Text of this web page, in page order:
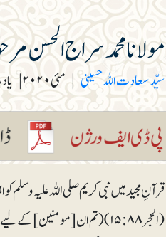
مولانا محمدسراج الحسن
سیّد سعادت اللہ حسینی | مئی ۲۰۲۰ |
قرآنِ مجید میں نبی کریم صلی اللہ علیہ
(الحجر۱۵:۸۸)(تم ان [مومنین] کے لیے اپنی شفقت کے بازو پھیلا دو)۔ اور آپؐ کے بارے میں یہ گواہی دی گئی کہ